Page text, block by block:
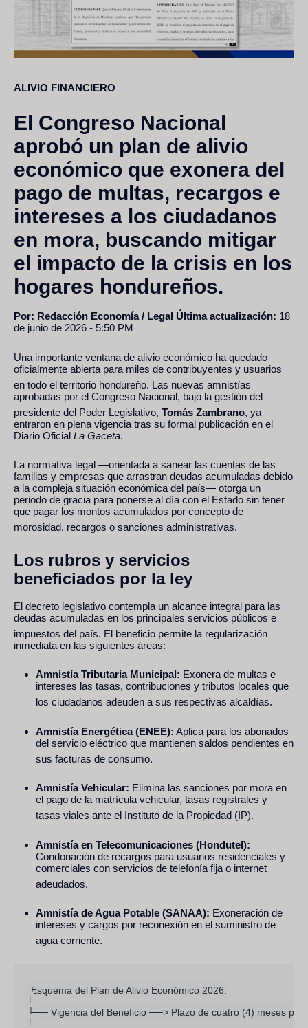
ALIVIO FINANCIERO
El Congreso Nacional
aprobó un plan de alivio
económico que exonera del
pago de multas, recargos e
intereses a los ciudadanos
en mora, buscando mitigar
el impacto de la crisis en los
hogares hondureños.
Por: Redacción Economía / Legal Última actualización: 18
de junio de 2026 - 5:50 PM
Una importante ventana de alivio económico ha quedado
oficialmente abierta para miles de contribuyentes y usuarios
en todo el territorio hondureño. Las nuevas amnistías
aprobadas por el Congreso Nacional, bajo la gestión del
presidente del Poder Legislativo, Tomás Zambrano, ya
entraron en plena vigencia tras su formal publicación en el
Diario Oficial La Gaceta.
La normativa legal —orientada a sanear las cuentas de las
familias y empresas que arrastran deudas acumuladas debido
a la compleja situación económica del país— otorga un
periodo de gracia para ponerse al día con el Estado sin tener
que pagar los montos acumulados por concepto de
morosidad, recargos o sanciones administrativas.
Los rubros y servicios
beneficiados por la ley
El decreto legislativo contempla un alcance integral para las
deudas acumuladas en los principales servicios públicos e
impuestos del país. El beneficio permite la regularización
inmediata en las siguientes áreas:
Amnistía Tributaria Municipal: Exonera de multas e
intereses las tasas, contribuciones y tributos locales que
los ciudadanos adeuden a sus respectivas alcaldías.
Amnistía Energética (ENEE): Aplica para los abonados
del servicio eléctrico que mantienen saldos pendientes en
sus facturas de consumo.
Amnistía Vehicular: Elimina las sanciones por mora en
el pago de la matrícula vehicular, tasas registrales y
tasas viales ante el Instituto de la Propiedad (IP).
Amnistía en Telecomunicaciones (Hondutel):
Condonación de recargos para usuarios residenciales y
comerciales con servicios de telefonía fija o internet
adeudados.
Amnistía de Agua Potable (SANAA): Exoneración de
intereses y cargos por reconexión en el suministro de
agua corriente.
Esquema del Plan de Alivio Económico 2026:
│
├── Vigencia del Beneficio ──> Plazo de cuatro (4) meses
│